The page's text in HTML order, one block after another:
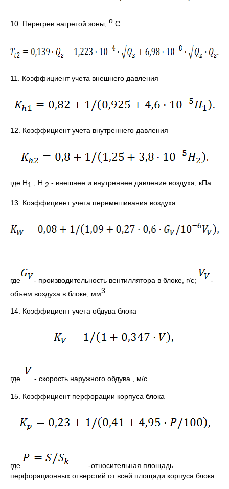
10. Перегрев нагретой зоны, о С
11. Коэффициент учета внешнего давления
12. Коэффициент учета внутреннего давления
где Н1 , Н 2 - внешнее и внутреннее давление воздуха, кПа.
13. Коэффициент учета перемешивания воздуха
где - производительность вентиллятора в блоке, г/с;
-
объем воздуха в блоке, мм3
14. Коэффициент учета обдува блока
где - скорость наружного обдува , м/с.
15. Коэффициент перфорации корпуса блока
где
-относительная площадь
перфорационных отверстий от всей площади корпуса блока.